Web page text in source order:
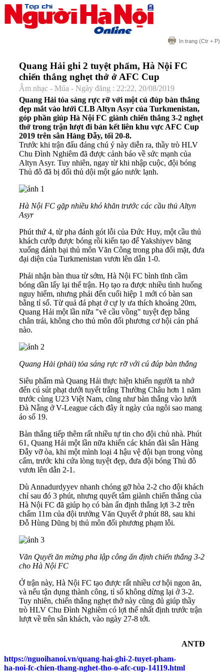
In trang (Ctr + P)
Quang Hải ghi 2 tuyệt phẩm, Hà Nội FC
chiến thắng nghẹt thở ở AFC Cup
Âm nhạc - Múa - Ngày đăng : 22:22, 20/08/2019
Quang Hải tỏa sáng rực rỡ với một cú đúp bàn thắng
đẹp mắt vào lưới CLB Altyn Asyr của Turkmenistan,
góp phần giúp Hà Nội FC giành chiến thắng 3-2 nghẹt
thở trong trận lượt đi bán kết liên khu vực AFC Cup
2019 trên sân Hàng Đẫy, tối 20-8.
Trước khi trận đấu đáng chú ý này diễn ra, thầy trò HLV
Chu Đình Nghiêm đã được cảnh báo về sức mạnh của
Altyn Asyr. Tuy nhiên, ngay từ khi nhập cuộc, đội bóng
Thủ đô đã bị đối thủ dội một gáo nước lạnh.
Hà Nội FC gặp nhiều khó khăn trước các cầu thủ Altyn
Asyr
Phút thứ 4, từ pha đánh gót lỗi của Đức Huy, một cầu thủ
khách cướp được bóng rồi kiến tạo để Yakshiyev băng
xuống đánh bại thủ môn Văn Công trong pha đối mặt, đưa
đại diện của Turkmenistan vươn lên dẫn 1-0.
Phải nhận bàn thua từ sớm, Hà Nội FC bình tĩnh cầm
bóng dần lấy lại thế trận. Họ tạo ra được nhiều tình huống
nguy hiểm, nhưng phải đến cuối hiệp 1 mới có bàn san
bằng tỉ số. Từ quả đá phạt ở cự ly ưa thích khoảng 20m,
Quang Hải một lần nữa "vẽ cầu vồng" tuyệt đẹp bằng
chân trái, không cho thủ môn đối phương cơ hội cản phá
nào.
Quang Hải (phải) tỏa sáng rực rỡ với cú đúp bàn thắng
Siêu phẩm mà Quang Hải thực hiện khiến người ta nhớ
đến cú sút phạt dưới tuyết trắng Thường Châu hơn 1 năm
trước cùng U23 Việt Nam, cũng như bàn thắng vào lưới
Đà Nẵng ở V-League cách đây ít ngày của ngôi sao mang
áo số 19.
Bàn thắng tiếp thêm rất nhiều tự tin cho đội chủ nhà. Phút
61, Quang Hải một lần nữa khiến các khán đài sân Hàng
Đẫy vỡ òa, khi một mình loại 4 hậu vệ đội bạn trong vòng
cấm, trước khi cứa lòng tuyệt đẹp, đưa đội bóng Thủ đô
vươn lên dẫn 2-1.
Dù Annadurdyyev nhanh chóng gỡ hòa 2-2 cho đội khách
chỉ sau đó 3 phút, nhưng quyết tâm giành chiến thắng của
Hà Nội FC đã giúp họ có bàn ấn định thắng lợi 3-2 trên
chấm 11m của đội trưởng Văn Quyết ở phút 88, sau khi
Đỗ Hùng Dũng bị thủ môn đối phương phạm lỗi.
Văn Quyết ăn mừng pha lập công ấn định chiến thắng 3-2
cho Hà Nội FC
Ở trận này, Hà Nội FC tạo được rất nhiều cơ hội ngon ăn,
và nếu tận dụng thành công, tỉ số không dừng lại ở 3-2.
Tuy nhiên, chiến thắng nghẹt thở này cũng đủ giúp thầy
trò HLV Chu Đình Nghiêm có lợi thế nhất định trước trận
lượt về trên sân khách, vào ngày 27-8 tới.
ANTĐ
https://nguoihanoi.vn/quang-hai-ghi-2-tuyet-pham-
ha-noi-fc-chien-thang-nghet-tho-o-afc-cup-14119.html